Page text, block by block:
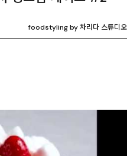
foodstyling by 차리다 스튜디오